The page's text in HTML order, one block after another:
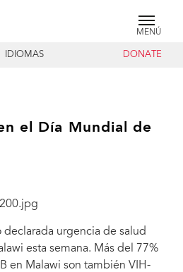
MENÚ
IDIOMAS DONATE
el Día Mundial de
declarada urgencia de salud
esta semana. Más del 77%
en Malawi son también VIH-